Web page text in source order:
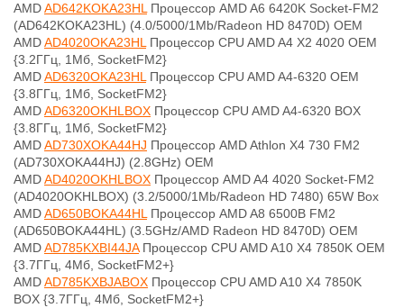
AMDAD642KOKA23HLПроцессор AMD A6 6420K Socket-FM2
(AD642KOKA23HL) (4.0/5000/1Mb/Radeon HD 8470D) OEM
AMDAD4020OKA23HLПроцессор CPU AMD A4 X2 4020 OEM
{3.2ГГц, 1Мб, SocketFM2}
AMDAD6320OKA23HLПроцессор CPU AMD A4-6320 OEM
{3.8ГГц, 1Мб, SocketFM2}
AMDAD6320OKHLBOX Процессор CPU AMD A4-6320 BOX
{3.8ГГц, 1Мб, SocketFM2}
AMDAD730XOKA44HJ Процессор AMD Athlon X4 730 FM2
(AD730XOKA44HJ) (2.8GHz) OEM
AMDAD4020OKHLBOX Процессор AMD A4 4020 Socket-FM2
(AD4020OKHLBOX) (3.2/5000/1Mb/Radeon HD 7480) 65W Box
AMDAD650BOKA44HLПроцессор AMD A8 6500B FM2
(AD650BOKA44HL) (3.5GHz/AMD Radeon HD 8470D) OEM
AMDAD785KXBI44JAПроцессор CPU AMD A10 X4 7850K OEM
{3.7ГГц, 4Мб, SocketFM2+}
AMDAD785KXBJABOX Процессор CPU AMD A10 X4 7850K
BOX {3.7ГГц, 4Мб, SocketFM2+}